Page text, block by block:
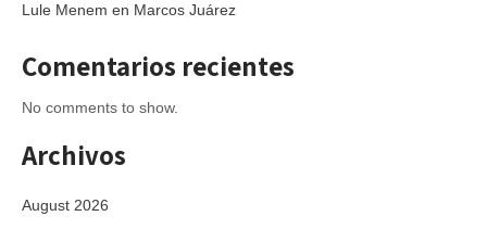
Lule Menem en Marcos Juárez
Comentarios recientes
No comments to show.
Archivos
August 2026